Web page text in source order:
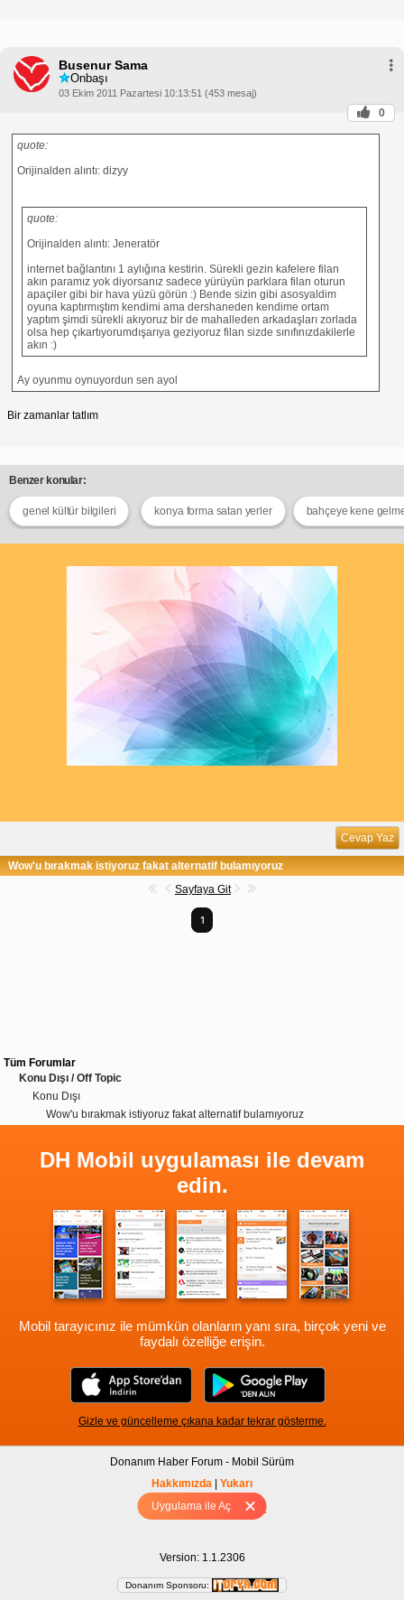
Uygulama ile Aç
Busenur Sama
Onbaşı
03 Ekim 2011 Pazartesi 10:13:51 (453 mesaj)
0
quote:
Orijinalden alıntı: dizyy
quote:
Orijinalden alıntı: Jeneratör
internet bağlantını 1 aylığına kestirin. Sürekli gezin kafelere filan
akın paramız yok diyorsanız sadece yürüyün parklara filan oturun
apaçiler gibi bir hava yüzü görün :) Bende sizin gibi asosyaldim
oyuna kaptırmıştım kendimi ama dershaneden kendime ortam
yaptım şimdi sürekli akıyoruz bir de mahalleden arkadaşları zorlada
olsa hep çıkartıyorumdışarıya geziyoruz filan sizde sınıfınızdakilerle
akın :)
Ay oyunmu oynuyordun sen ayol
Bir zamanlar tatlım
Benzer konular:
genel kültür bilgileri konya forma satan yerler bahçeye kene
Cevap Yaz
Wow'u bırakmak istiyoruz fakat alternatif bulamıyoruz
Sayfaya Git
1
Tüm Forumlar
Konu Dışı / Off Topic
Konu Dışı
Wow'u bırakmak istiyoruz fakat alternatif bulamıyoruz
DH Mobil uygulaması ile devam
edin.
Mobil tarayıcınız ile mümkün olanların yanı sıra, birçok yeni ve
faydalı özelliğe erişin.
Gizle ve güncelleme çıkana kadar tekrar gösterme.
Donanım Haber Forum - Mobil Sürüm
Hakkımızda | Yukarı
Tam sürüm için Tıklayınız
Version: 1.1.2306
Donanım Sponsoru: